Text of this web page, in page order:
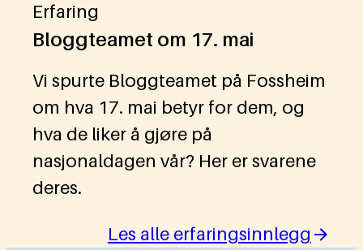
Erfaring
Bloggteamet om 17. mai
Vi spurte Bloggteamet på Fossheim
om hva 17. mai betyr for dem, og
hva de liker å gjøre på
nasjonaldagen vår? Her er svarene
deres.
Les alle erfaringsinnlegg